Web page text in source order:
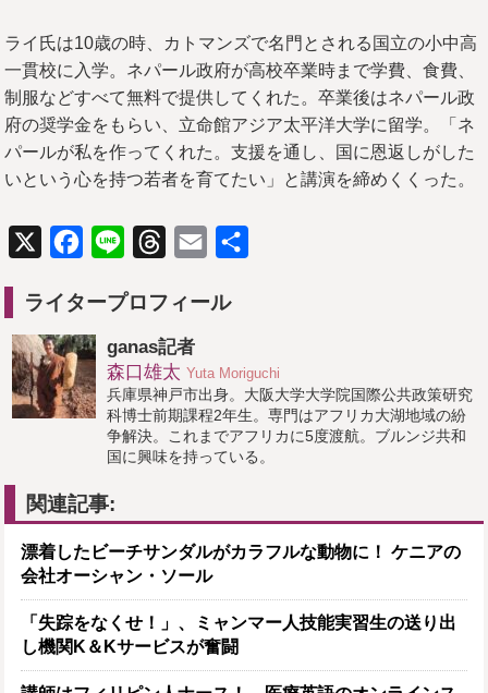
ライ氏は10歳の時、カトマンズで名門とされる国立の小中高
一貫校に入学。ネパール政府が高校卒業時まで学費、食費、
制服などすべて無料で提供してくれた。卒業後はネパール政
府の奨学金をもらい、立命館アジア太平洋大学に留学。「ネ
パールが私を作ってくれた。支援を通し、国に恩返しがした
いという心を持つ若者を育てたい」と講演を締めくくった。
X Facebook
Line ThreadsEmail
ライタープロフィール
ganas記者
森口雄太 Yuta Moriguchi
兵庫県神戸市出身。大阪大学大学院国際公共政策研究
科博士前期課程2年生。専門はアフリカ大湖地域の紛
争解決。これまでアフリカに5度渡航。ブルンジ共和
国に興味を持っている。
関連記事:
漂着したビーチサンダルがカラフルな動物に！ ケニアの
会社オーシャン・ソール
「失踪をなくせ！」、ミャンマー人技能実習生の送り出
し機関K＆Kサービスが奮闘